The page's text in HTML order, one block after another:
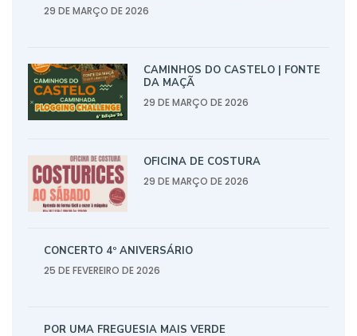
29 DE MARÇO DE 2026
CAMINHOS DO CASTELO | FONTE
DA MAÇÃ
29 DE MARÇO DE 2026
OFICINA DE COSTURA
29 DE MARÇO DE 2026
CONCERTO 4º ANIVERSÁRIO
25 DE FEVEREIRO DE 2026
POR UMA FREGUESIA MAIS VERDE